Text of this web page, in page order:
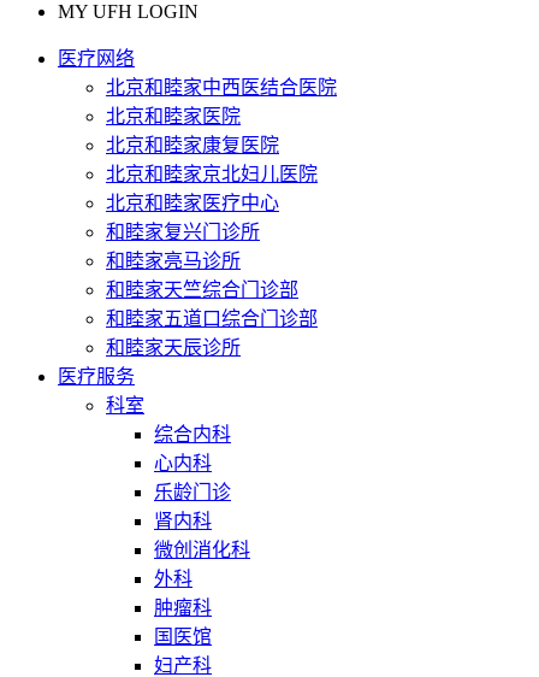
MY UFH LOGIN
医疗网络
北京和睦家中西医结合医院
北京和睦家医院
北京和睦家康复医院
北京和睦家京北妇儿医院
北京和睦家医疗中心
和睦家复兴门诊所
和睦家亮马诊所
和睦家天竺综合门诊部
和睦家五道口综合门诊部
和睦家天辰诊所
医疗服务
科室
综合内科
心内科
乐龄门诊
肾内科
微创消化科
外科
肿瘤科
国医馆
妇产科